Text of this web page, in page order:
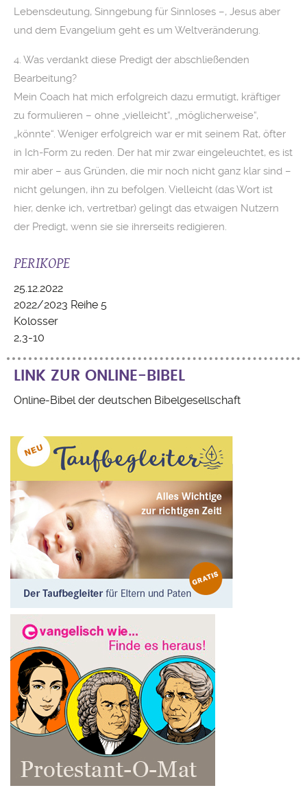
Lebensdeutung, Sinngebung für Sinnloses –, Jesus aber
und dem Evangelium geht es um Weltveränderung.
4. Was verdankt diese Predigt der abschließenden
Bearbeitung?
Mein Coach hat mich erfolgreich dazu ermutigt, kräftiger
zu formulieren – ohne „vielleicht“, „möglicherweise“,
„könnte“. Weniger erfolgreich war er mit seinem Rat, öfter
in Ich-Form zu reden. Der hat mir zwar eingeleuchtet, es ist
mir aber – aus Gründen, die mir noch nicht ganz klar sind –
nicht gelungen, ihn zu befolgen. Vielleicht (das Wort ist
hier, denke ich, vertretbar) gelingt das etwaigen Nutzern
der Predigt, wenn sie sie ihrerseits redigieren.
PERIKOPE
25.12.2022
2022/2023 Reihe 5
Kolosser
2,3-10
LINK ZUR ONLINE-BIBEL
Online-Bibel der deutschen Bibelgesellschaft